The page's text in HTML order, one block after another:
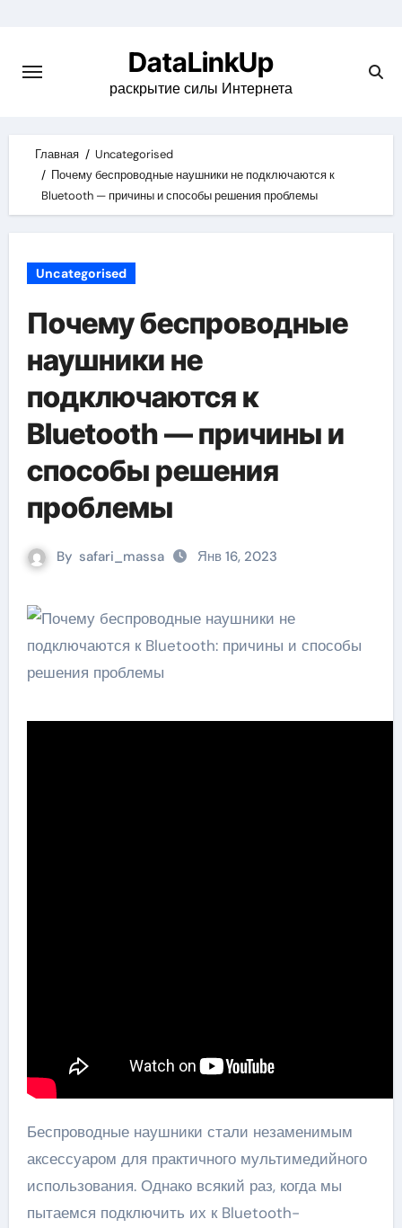
content
DataLinkUp
раскрытие силы Интернета
Главная
Uncategorised
Почему беспроводные наушники не подключаются к
Bluetooth — причины и способы решения проблемы
Uncategorised
Почему беспроводные
наушники не
подключаются к
Bluetooth — причины и
способы решения
проблемы
By safari_massa Янв 16, 2023
Беспроводные наушники стали незаменимым
аксессуаром для практичного мультимедийного
использования. Однако всякий раз, когда мы
пытаемся подключить их к Bluetooth-